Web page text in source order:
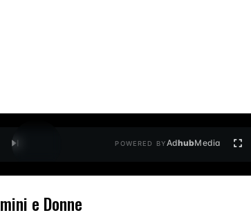
POWERED BYAdhubMedia
e Donne